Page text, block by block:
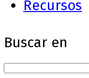
Recursos
Buscar en